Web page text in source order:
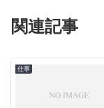
関連記事
仕事